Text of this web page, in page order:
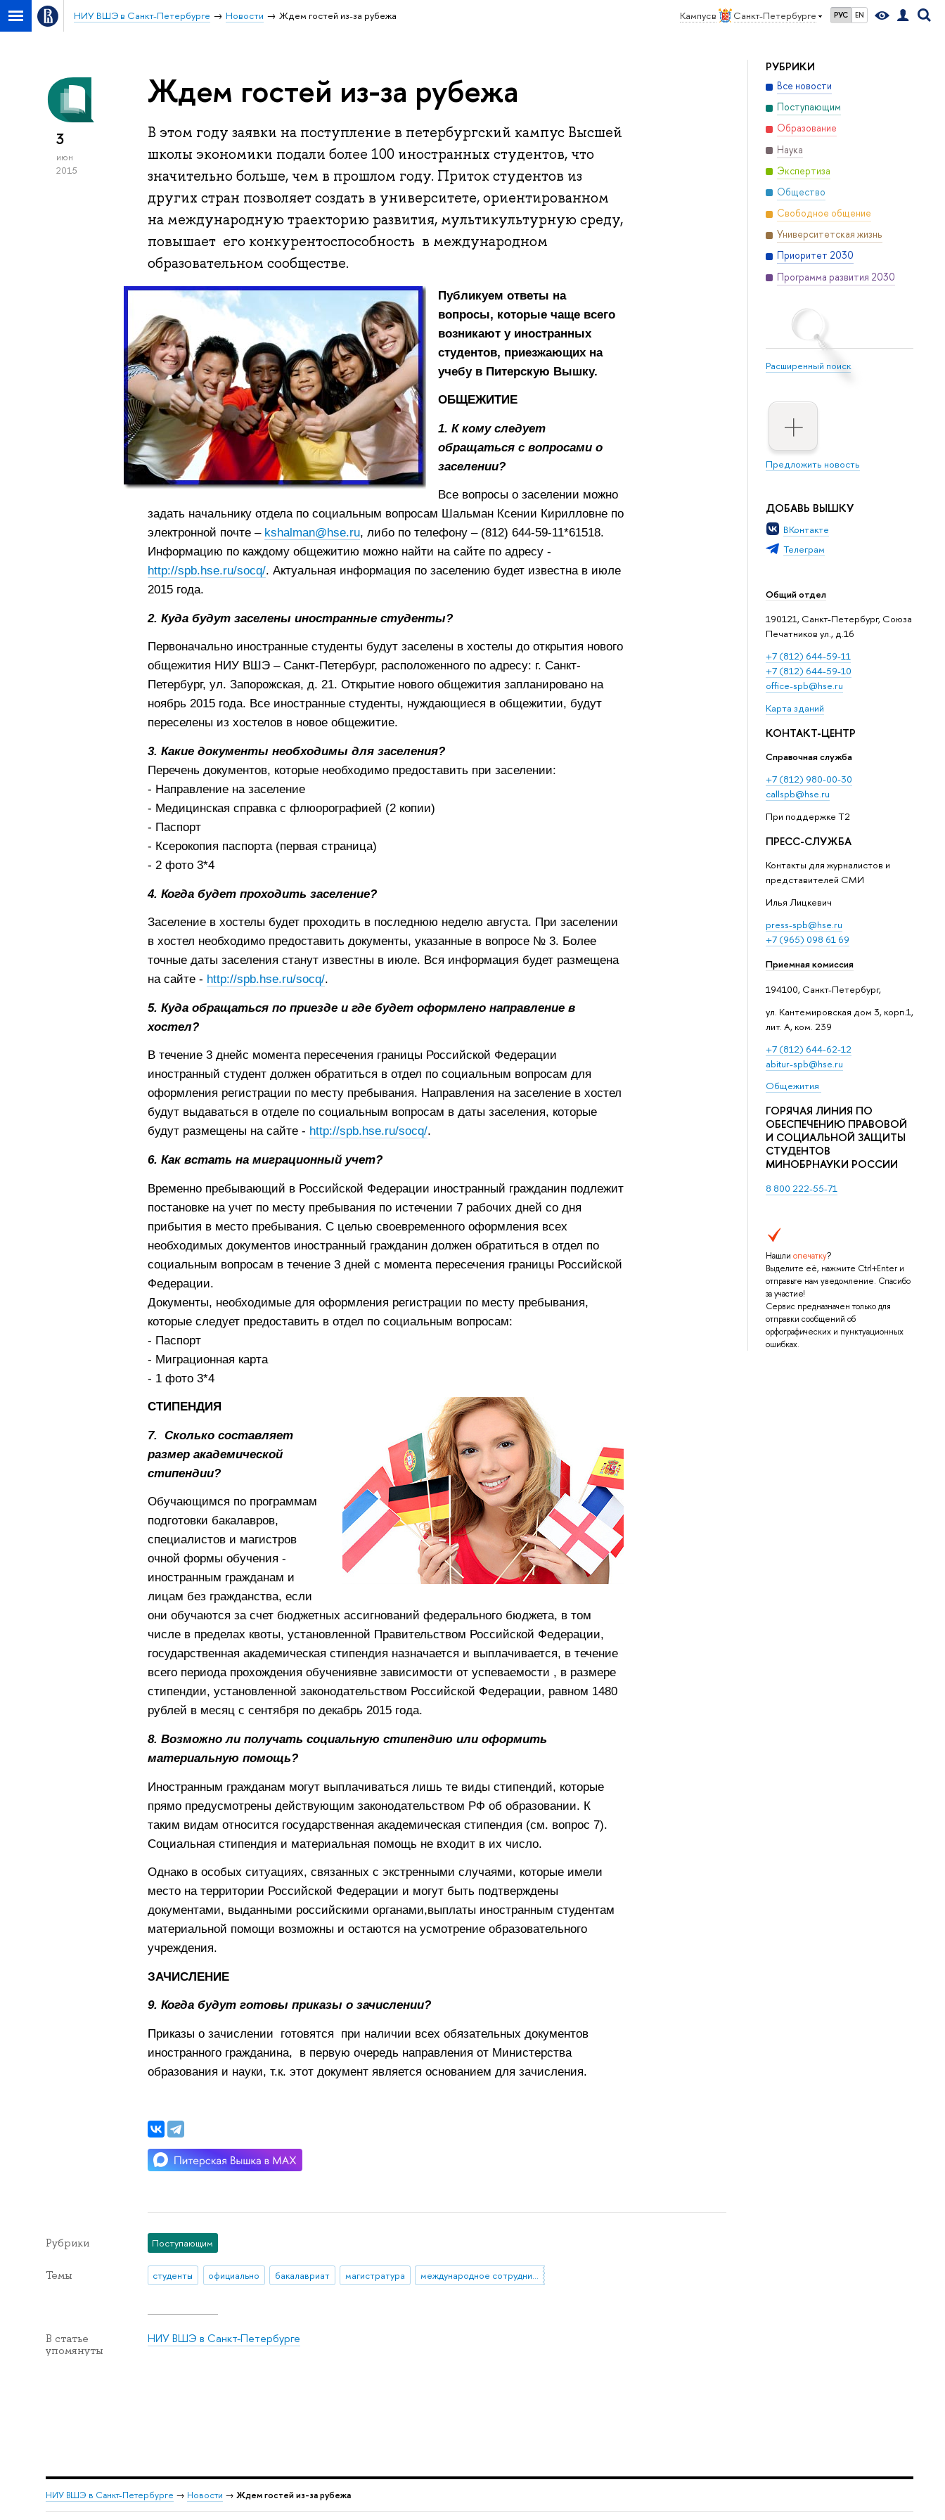
Кампус в Санкт-Петербурге РУС EN
НИУ ВШЭ в Санкт-Петербурге Новости Ждем гостей из-за рубежа
РУБРИКИ
Все новости
Поступающим
Образование
Наука
Экспертиза
Общество
Свободное общение
Университетская жизнь
Приоритет 2030
Программа развития 2030
Расширенный поиск
Предложить новость
ДОБАВЬ ВЫШКУ
ВКонтакте
Телеграм
Общий отдел
190121, Санкт-Петербург, Союза
Печатников ул., д.16
+7 (812) 644-59-11
+7 (812) 644-59-10
office-spb@hse.ru
Карта зданий
КОНТАКТ-ЦЕНТР
Справочная служба
+7 (812) 980-00-30
callspb@hse.ru
При поддержке T2
ПРЕСС-СЛУЖБА
Контакты для журналистов и
представителей СМИ
Илья Лицкевич
press-spb@hse.ru
+7 (965) 098 61 69
Приемная комиссия
194100, Санкт-Петербург,
ул. Кантемировская дом 3, корп.1,
лит. А, ком. 239
+7 (812) 644-62-12
abitur-spb@hse.ru
Общежития
ГОРЯЧАЯ ЛИНИЯ ПО
ОБЕСПЕЧЕНИЮ ПРАВОВОЙ
И СОЦИАЛЬНОЙ ЗАЩИТЫ
СТУДЕНТОВ
МИНОБРНАУКИ РОССИИ
8 800 222-55-71
Нашли опечатку?
Выделите её, нажмите Ctrl+Enter и
отправьте нам уведомление. Спасибо
за участие!
Сервис предназначен только для
отправки сообщений об
орфографических и пунктуационных
ошибках.
3
июн
2015
Ждем гостей из-за рубежа
В этом году заявки на поступление в петербургский кампус Высшей
школы экономики подали более 100 иностранных студентов, что
значительно больше, чем в прошлом году. Приток студентов из
других стран позволяет создать в университете, ориентированном
на международную траекторию развития, мультикультурную среду,
повышает его конкурентоспособность в международном
образовательном сообществе.
Публикуем ответы на
вопросы, которые чаще всего
возникают у иностранных
студентов, приезжающих на
учебу в Питерскую Вышку.
ОБЩЕЖИТИЕ
1. К кому следует
обращаться с вопросами о
заселении?
Все вопросы о заселении можно
задать начальнику отдела по социальным вопросам Шальман Ксении Кирилловне по
электронной почте – kshalman@hse.ru, либо по телефону – (812) 644-59-11*61518.
Информацию по каждому общежитию можно найти на сайте по адресу -
http://spb.hse.ru/socq/. Актуальная информация по заселению будет известна в июле
2015 года.
2. Куда будут заселены иностранные студенты?
Первоначально иностранные студенты будут заселены в хостелы до открытия нового
общежития НИУ ВШЭ – Санкт-Петербург, расположенного по адресу: г. Санкт-
Петербург, ул. Запорожская, д. 21. Открытие нового общежития запланировано на
ноябрь 2015 года. Все иностранные студенты, нуждающиеся в общежитии, будут
переселены из хостелов в новое общежитие.
3. Какие документы необходимы для заселения?
Перечень документов, которые необходимо предоставить при заселении:
- Направление на заселение
- Медицинская справка с флюорографией (2 копии)
- Паспорт
- Ксерокопия паспорта (первая страница)
- 2 фото 3*4
4. Когда будет проходить заселение?
Заселение в хостелы будет проходить в последнюю неделю августа. При заселении
в хостел необходимо предоставить документы, указанные в вопросе № 3. Более
точные даты заселения станут известны в июле. Вся информация будет размещена
на сайте - http://spb.hse.ru/socq/.
5. Куда обращаться по приезде и где будет оформлено направление в
хостел?
В течение 3 днейс момента пересечения границы Российской Федерации
иностранный студент должен обратиться в отдел по социальным вопросам для
оформления регистрации по месту пребывания. Направления на заселение в хостел
будут выдаваться в отделе по социальным вопросам в даты заселения, которые
будут размещены на сайте - http://spb.hse.ru/socq/.
6. Как встать на миграционный учет?
Временно пребывающий в Российской Федерации иностранный гражданин подлежит
постановке на учет по месту пребывания по истечении 7 рабочих дней со дня
прибытия в место пребывания. С целью своевременного оформления всех
необходимых документов иностранный гражданин должен обратиться в отдел по
социальным вопросам в течение 3 дней с момента пересечения границы Российской
Федерации.
Документы, необходимые для оформления регистрации по месту пребывания,
которые следует предоставить в отдел по социальным вопросам:
- Паспорт
- Миграционная карта
- 1 фото 3*4
СТИПЕНДИЯ
7. Сколько составляет
размер академической
стипендии?
Обучающимся по программам
подготовки бакалавров,
специалистов и магистров
очной формы обучения -
иностранным гражданам и
лицам без гражданства, если
они обучаются за счет бюджетных ассигнований федерального бюджета, в том
числе в пределах квоты, установленной Правительством Российской Федерации,
государственная академическая стипендия назначается и выплачивается, в течение
всего периода прохождения обучениявне зависимости от успеваемости , в размере
стипендии, установленной законодательством Российской Федерации, равном 1480
рублей в месяц с сентября по декабрь 2015 года.
8. Возможно ли получать социальную стипендию или оформить
материальную помощь?
Иностранным гражданам могут выплачиваться лишь те виды стипендий, которые
прямо предусмотрены действующим законодательством РФ об образовании. К
таким видам относится государственная академическая стипендия (см. вопрос 7).
Социальная стипендия и материальная помощь не входит в их число.
Однако в особых ситуациях, связанных с экстренными случаями, которые имели
место на территории Российской Федерации и могут быть подтверждены
документами, выданными российскими органами,выплаты иностранным студентам
материальной помощи возможны и остаются на усмотрение образовательного
учреждения.
ЗАЧИСЛЕНИЕ
9. Когда будут готовы приказы о зачислении?
Приказы о зачислении готовятся при наличии всех обязательных документов
иностранного гражданина, в первую очередь направления от Министерства
образования и науки, т.к. этот документ является основанием для зачисления.
Рубрики Поступающим
Темы студенты официально бакалавриат магистратура международное сотрудничество
В статье
упомянуты
НИУ ВШЭ в Санкт-Петербурге
НИУ ВШЭ в Санкт-Петербурге → Новости → Ждем гостей из-за рубежа